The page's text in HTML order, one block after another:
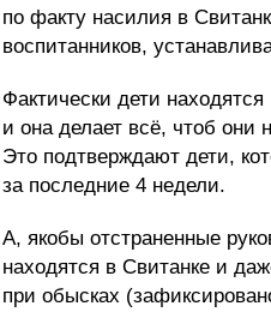
по факту насилия в
воспитанников,
Фактически дети
и она делает всё, чтоб они
Это подтверждают дети,
за последние 4 недели.
А, якобы отстраненные
находятся в Свитанке и
при обысках